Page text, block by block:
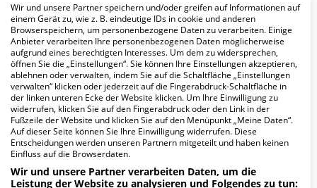
FAQ
Hier ﬁnden Sie häuﬁg gestellte Fragen zu dieser Klinik.
Wie lautet die Adresse von Hausärztliches
MVZ Puschendorf?
Traubenstr. 15
Wir und unsere Partner speichern und/oder greifen auf Informationen auf
einem Gerät zu, wie z. B. eindeutige IDs in cookie und anderen
Browserspeichern, um personenbezogene Daten zu verarbeiten. Einige
Anbieter verarbeiten Ihre personenbezogenen Daten möglicherweise
aufgrund eines berechtigten Interesses. Um dem zu widersprechen,
öffnen Sie die „Einstellungen“. Sie können Ihre Einstellungen akzeptieren,
ablehnen oder verwalten, indem Sie auf die Schaltfläche „Einstellungen
verwalten“ klicken oder jederzeit auf die Fingerabdruck-Schaltfläche in
der linken unteren Ecke der Website klicken. Um Ihre Einwilligung zu
widerrufen, klicken Sie auf den Fingerabdruck oder den Link in der
Fußzeile der Website und klicken Sie auf den Menüpunkt „Meine Daten“.
Auf dieser Seite können Sie Ihre Einwilligung widerrufen. Diese
Entscheidungen werden unseren Partnern mitgeteilt und haben keinen
Einfluss auf die Browserdaten.
Wir und unsere Partner verarbeiten Daten, um die
Leistung der Website zu analysieren und Folgendes zu tun: